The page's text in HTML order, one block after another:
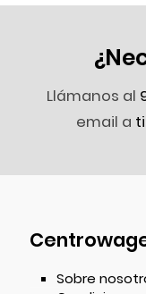
Llámanos al
email a
Sobre